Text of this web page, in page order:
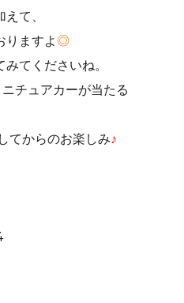
て、
りますよ◎
てくださいね。
チュアカーが当たる
てからのお楽しみ♪